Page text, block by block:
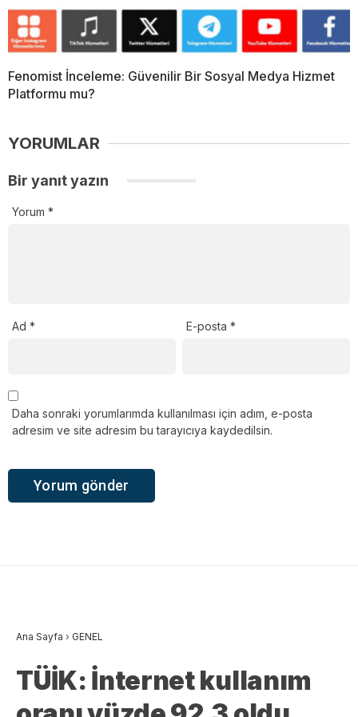
Fenomist İnceleme: Güvenilir Bir Sosyal Medya Hizmet
Platformu mu?
YORUMLAR
Bir yanıt yazın
Yorum *
Ad * E-posta*
Daha sonraki yorumlarımda kullanılması için adım, e-posta
adresim ve site adresim bu tarayıcıya kaydedilsin.
Ana Sayfa › GENEL
TÜİK: İnternet kullanım